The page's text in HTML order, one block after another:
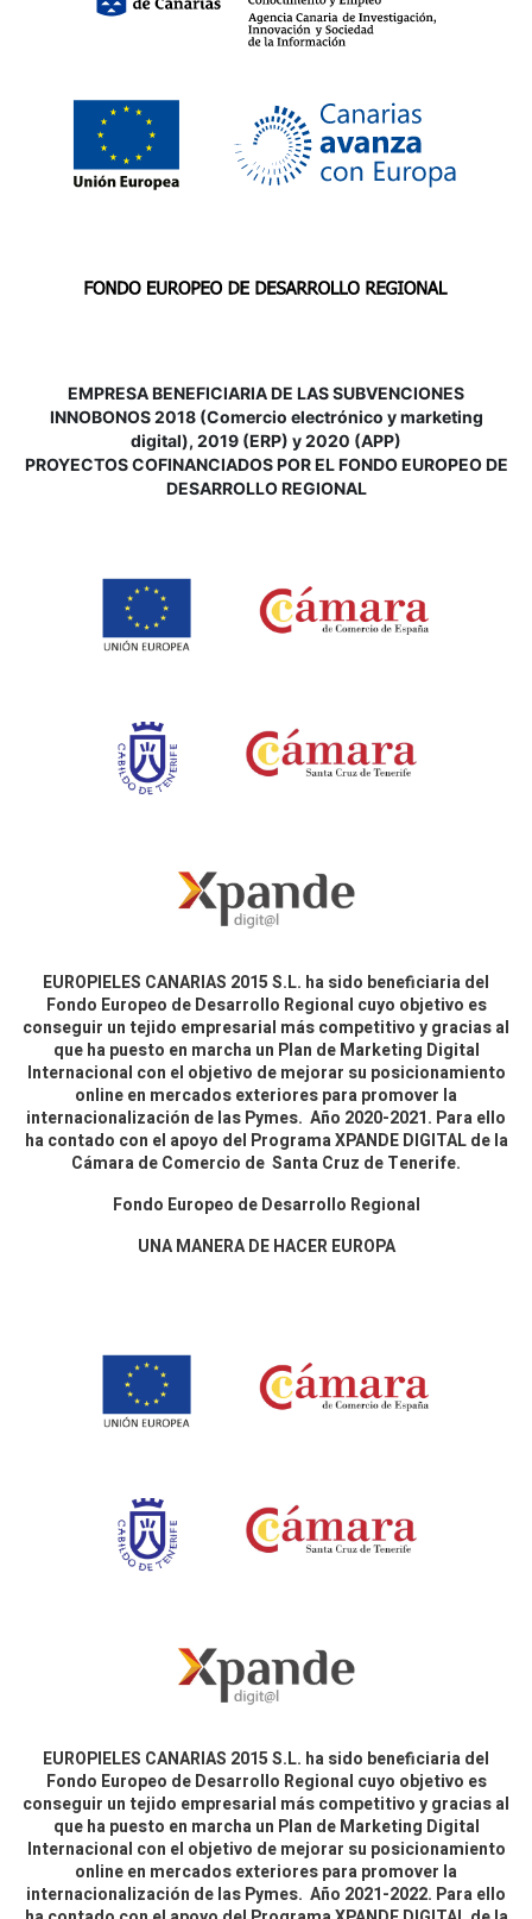
EMPRESA BENEFICIARIA DE LAS SUBVENCIONES
INNOBONOS 2018 (Comercio electrónico y marketing
digital), 2019 (ERP) y 2020 (APP)
PROYECTOS COFINANCIADOS POR EL FONDO EUROPEO DE
DESARROLLO REGIONAL
EUROPIELES CANARIAS 2015 S.L. ha sido beneficiaria del
Fondo Europeo de Desarrollo Regional cuyo objetivo es
conseguir un tejido empresarial más competitivo y gracias al
que ha puesto en marcha un Plan de Marketing Digital
Internacional con el objetivo de mejorar su posicionamiento
online en mercados exteriores para promover la
internacionalización de las Pymes. Año 2020-2021. Para ello
ha contado con el apoyo del Programa XPANDE DIGITAL de la
Cámara de Comercio de Santa Cruz de Tenerife.
Fondo Europeo de Desarrollo Regional
UNA MANERA DE HACER EUROPA
EUROPIELES CANARIAS 2015 S.L. ha sido beneficiaria del
Fondo Europeo de Desarrollo Regional cuyo objetivo es
conseguir un tejido empresarial más competitivo y gracias al
que ha puesto en marcha un Plan de Marketing Digital
Internacional con el objetivo de mejorar su posicionamiento
online en mercados exteriores para promover la
internacionalización de las Pymes. Año 2021-2022. Para ello